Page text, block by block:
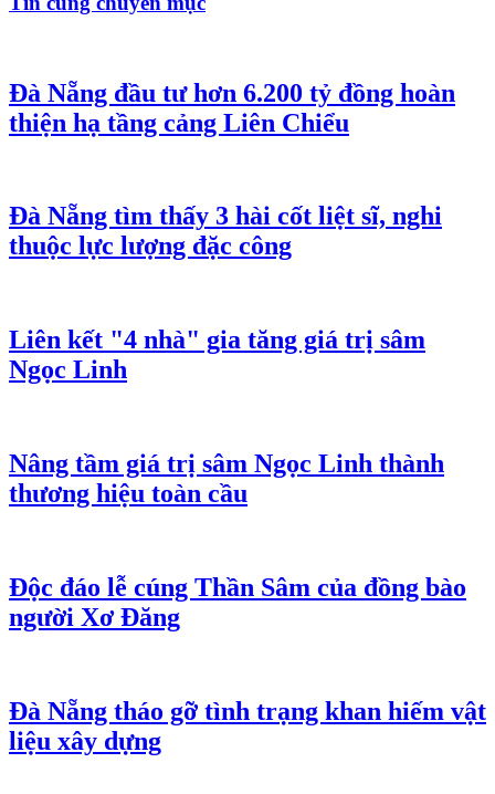
Đà Nẵng đầu tư hơn 6.200 tỷ đồng hoàn
thiện hạ tầng cảng Liên Chiểu
Đà Nẵng tìm thấy 3 hài cốt liệt sĩ, nghi
thuộc lực lượng đặc công
Liên kết "4 nhà" gia tăng giá trị sâm
Ngọc Linh
Nâng tầm giá trị sâm Ngọc Linh thành
thương hiệu toàn cầu
Độc đáo lễ cúng Thần Sâm của đồng bào
người Xơ Đăng
Đà Nẵng tháo gỡ tình trạng khan hiếm vật
liệu xây dựng